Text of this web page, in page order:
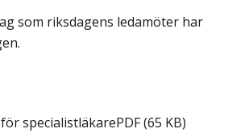
som riksdagens ledamöter har
specialistläkarePDF(65 KB)